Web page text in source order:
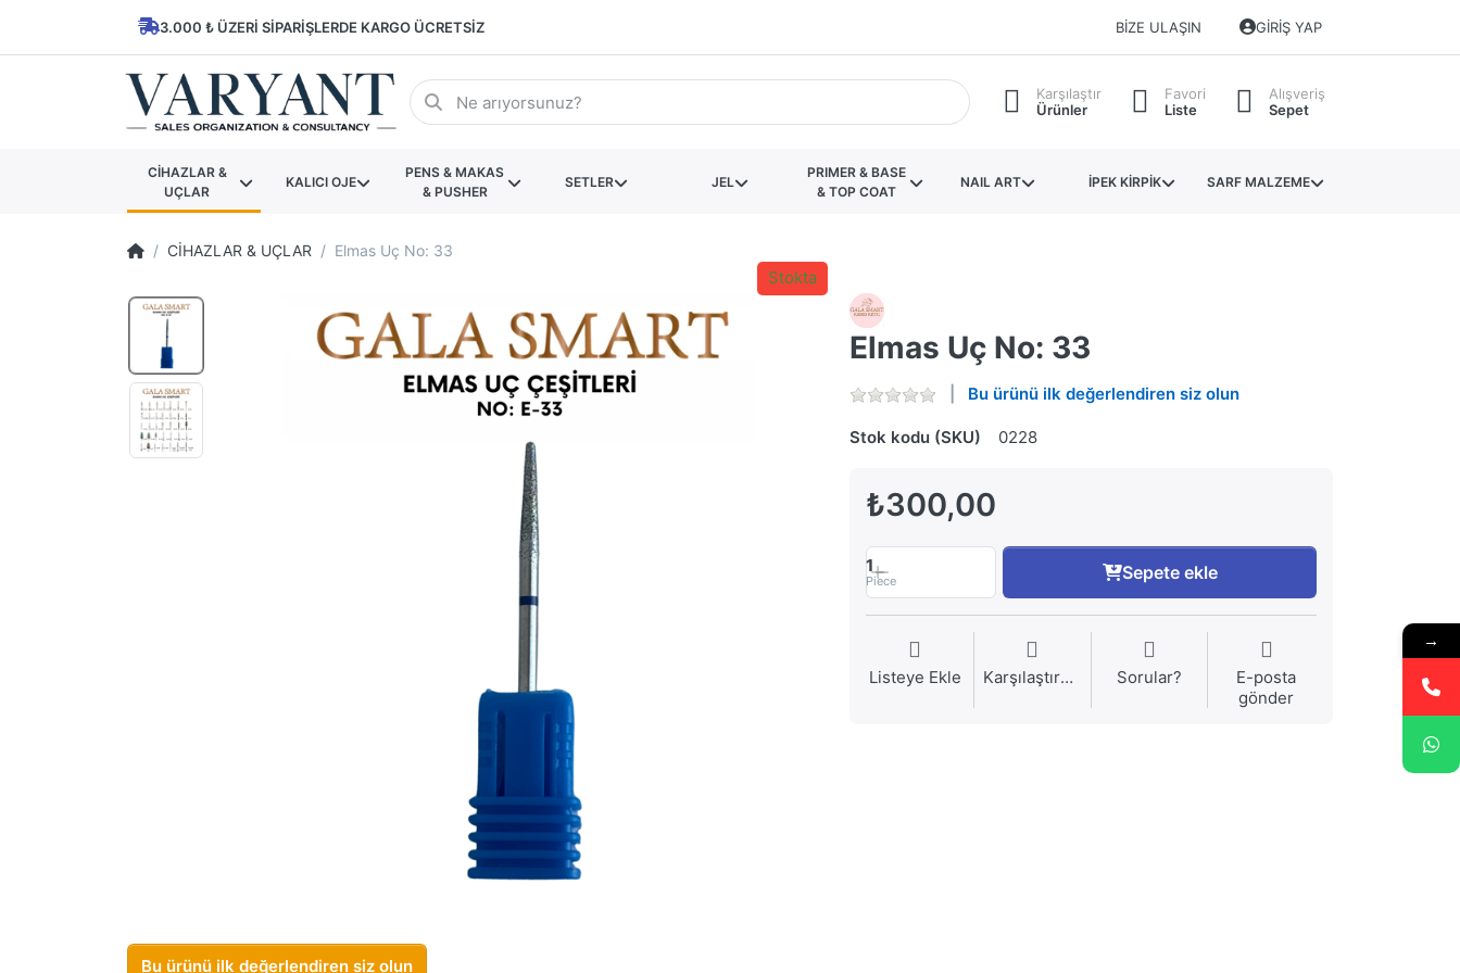
3.000 ₺ ÜZERI SIPARIŞLERDE KARGO ÜCRETSIZ BIZE ULAŞIN GIRIŞ YAP
Karşılaştır
Ürünler
Favori
Liste
Alışveriş
Sepet
CİHAZLAR &
UÇLAR
KALICI OJE
PENS & MAKAS
& PUSHER
SETLER JEL
PRIMER & BASE
& TOP COAT
NAIL ART İPEK KİRPİK SARF MALZEME
CİHAZLAR & UÇLAR Elmas Uç No: 33
Elmas Uç No: 33
Bu ürünü ilk değerlendiren siz olun
Stok kodu (SKU) 0228
₺300,00
Stokta
1
Piece Sepete ekle
Listeye Ekle Karşılaştırma Sorular?
E-posta
gönder
Bu ürünü ilk değerlendiren siz olun
→